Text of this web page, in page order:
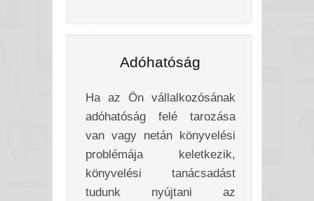
Adóhatóság
Ha az Ön vállalkozósának
adóhatóság felé tarozása
van vagy netán könyvelési
problémája keletkezik,
könyvelési tanácsadást
tudunk nyújtani az